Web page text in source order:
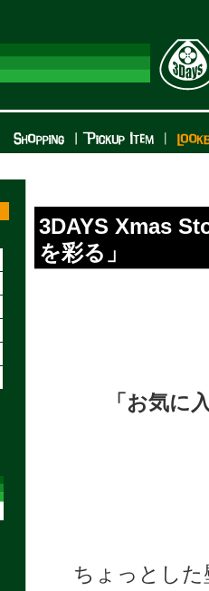
3DAYS Xmas
を彩る」
「お気に
ちょっとし